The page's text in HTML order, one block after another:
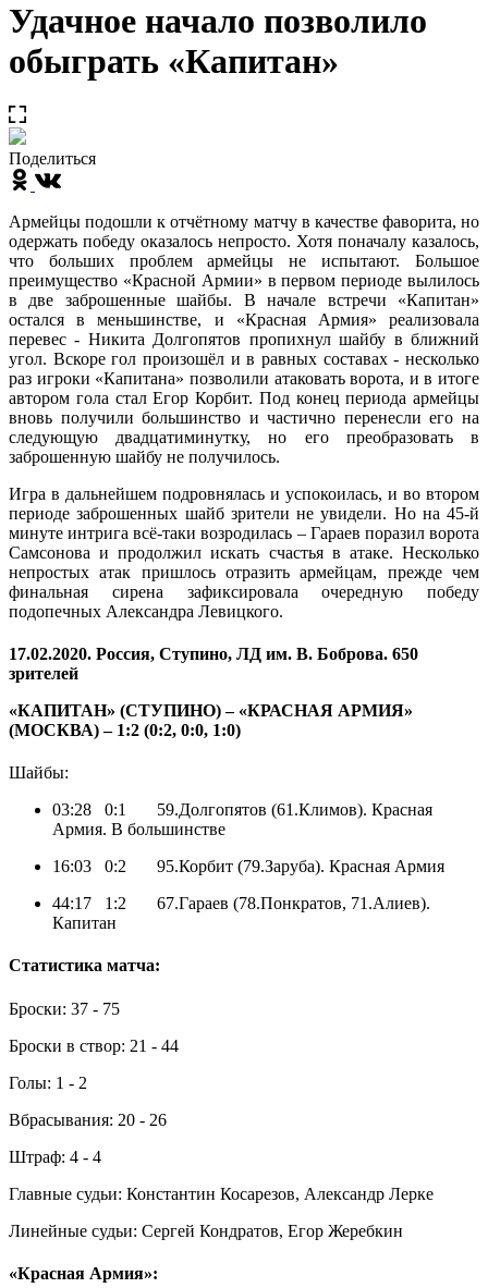
Удачное начало позволило
обыграть «Капитан»
Поделиться
Армейцы подошли к отчётному матчу в качестве фаворита, но
одержать победу оказалось непросто. Хотя поначалу казалось,
что больших проблем армейцы не испытают. Большое
преимущество «Красной Армии» в первом периоде вылилось
в две заброшенные шайбы. В начале встречи «Капитан»
остался в меньшинстве, и «Красная Армия» реализовала
перевес - Никита Долгопятов пропихнул шайбу в ближний
угол. Вскоре гол произошёл и в равных составах - несколько
раз игроки «Капитана» позволили атаковать ворота, и в итоге
автором гола стал Егор Корбит. Под конец периода армейцы
вновь получили большинство и частично перенесли его на
следующую двадцатиминутку, но его преобразовать в
заброшенную шайбу не получилось.
Игра в дальнейшем подровнялась и успокоилась, и во втором
периоде заброшенных шайб зрители не увидели. Но на 45-й
минуте интрига всё-таки возродилась – Гараев поразил ворота
Самсонова и продолжил искать счастья в атаке. Несколько
непростых атак пришлось отразить армейцам, прежде чем
финальная сирена зафиксировала очередную победу
подопечных Александра Левицкого.
17.02.2020. Россия, Ступино, ЛД им. В. Боброва. 650
зрителей
«КАПИТАН» (СТУПИНО) – «КРАСНАЯ АРМИЯ»
(МОСКВА) – 1:2 (0:2, 0:0, 1:0)
Шайбы:
03:28 0:1 59.Долгопятов (61.Климов). Красная
Армия. В большинстве
16:03 0:2 95.Корбит (79.Заруба). Красная Армия
44:17 1:2 67.Гараев (78.Понкратов, 71.Алиев).
Капитан
Статистика матча:
Броски: 37 - 75
Броски в створ: 21 - 44
Голы: 1 - 2
Вбрасывания: 20 - 26
Штраф: 4 - 4
Главные судьи: Константин Косарезов, Александр Лерке
Линейные судьи: Сергей Кондратов, Егор Жеребкин
«Красная Армия»: